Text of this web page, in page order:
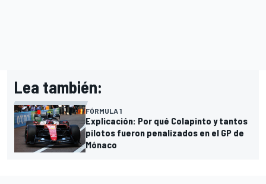
Lea también:
FÓRMULA 1
Explicación: Por qué Colapinto y tantos
pilotos fueron penalizados en el GP de
Mónaco